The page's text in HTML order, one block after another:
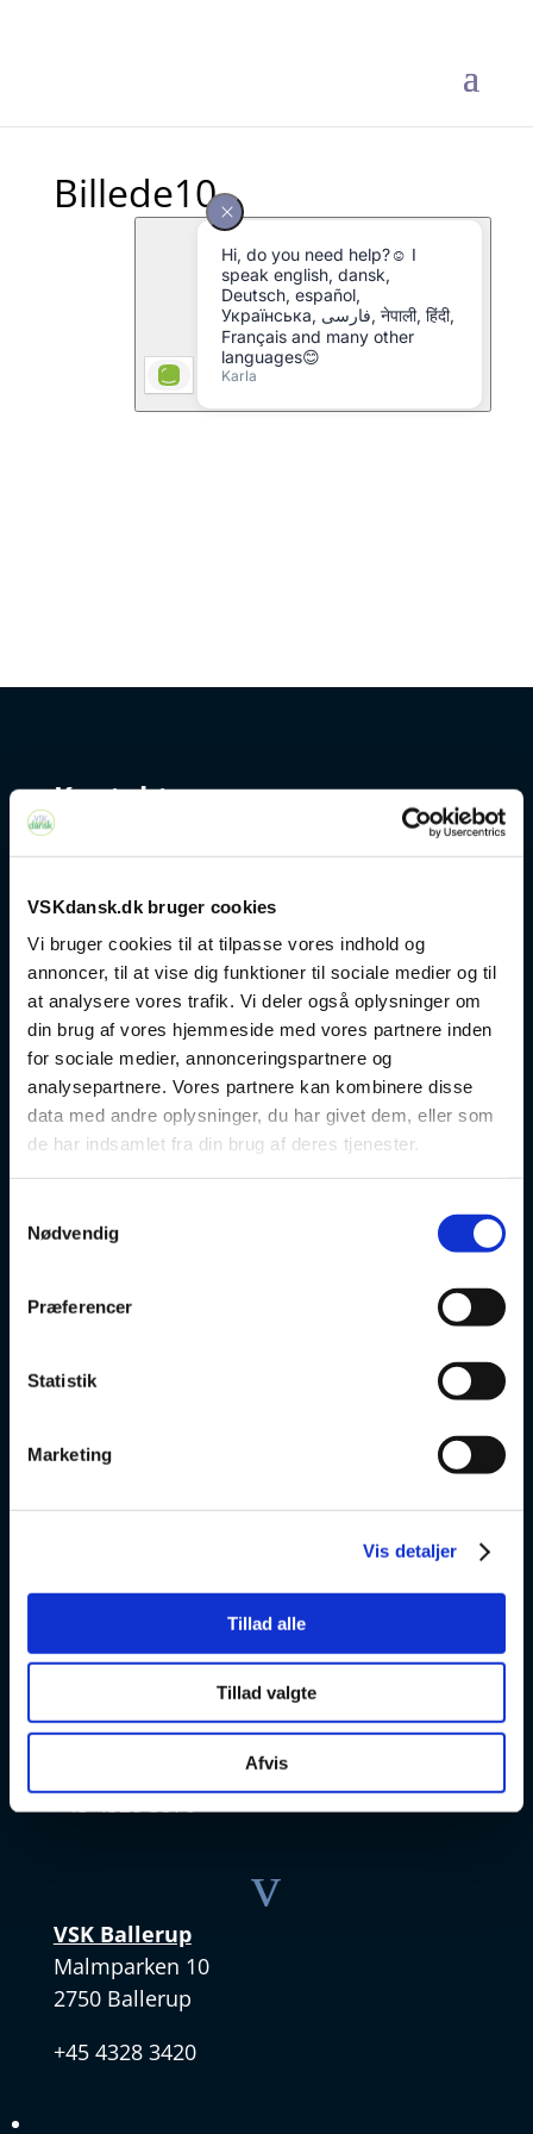
VSKdansk.dk bruger cookies
Vi bruger cookies til at tilpasse vores indhold og
annoncer, til at vise dig funktioner til sociale medier og til
at analysere vores trafik. Vi deler også oplysninger om
din brug af vores hjemmeside med vores partnere inden
for sociale medier, annonceringspartnere og
analysepartnere. Vores partnere kan kombinere disse
data med andre oplysninger, du har givet dem, eller som
de har indsamlet fra din brug af deres tjenester.
Nødvendig
Præferencer
Statistik
Marketing
Vis detaljer
Tillad alle
Tillad valgte
Afvis
Billede10
Kontakt
+45 4328 3500
sprogcenter@brondby.dk
VSK Corporate
Danskuddannelse
FVU
Særlige kurser
Prøver
Om os
VSK Glostrup
Skolevej 6
2600 Glostrup
v
Skøjtevej 27
+45 4328 3570
v
VSK Ballerup
Malmparken 10
2750 Ballerup
+45 4328 3420